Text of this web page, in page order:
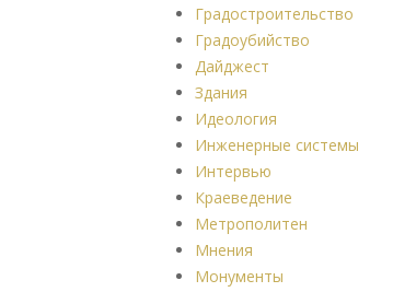
Градостроительство
Градоубийство
Дайджест
Здания
Идеология
Инженерные системы
Интервью
Краеведение
Метрополитен
Мнения
Монументы